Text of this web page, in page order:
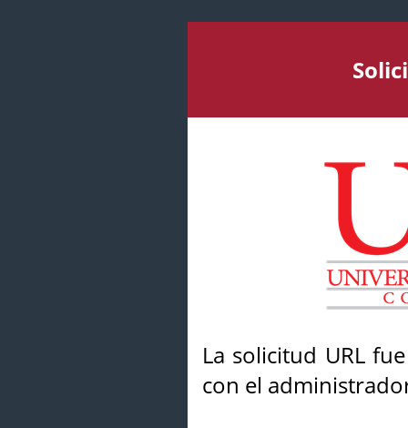
La solicitud URL
con el